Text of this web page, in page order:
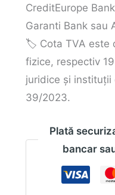
CreditEurope
Garanti Bank sau
🏷️ Cota TVA este
fizice, respectiv
juridice și
39/2023.
Plată
bancar